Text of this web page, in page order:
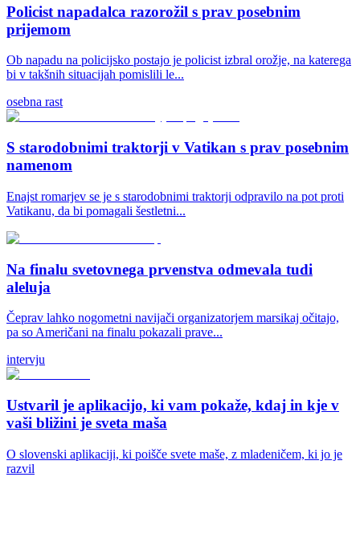
Policist napadalca razorožil s prav posebnim
prijemom
Ob napadu na policijsko postajo je policist izbral orožje, na katerega
bi v takšnih situacijah pomislili le...
osebna rast
S starodobnimi traktorji v Vatikan s prav posebnim
namenom
Enajst romarjev se je s starodobnimi traktorji odpravilo na pot proti
Vatikanu, da bi pomagali šestletni...
Na finalu svetovnega prvenstva odmevala tudi
aleluja
Čeprav lahko nogometni navijači organizatorjem marsikaj očitajo,
pa so Američani na finalu pokazali prave...
intervju
Ustvaril je aplikacijo, ki vam pokaže, kdaj in kje v
vaši bližini je sveta maša
O slovenski aplikaciji, ki poišče svete maše, z mladeničem, ki jo je
razvil